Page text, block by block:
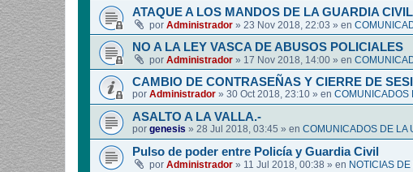
ATAQUE A LOS MANDOS DE LA GUARDIA
por Administrador » 23 Nov 2018, 22:03 » en
NO A LA LEY VASCA DE ABUSOS POLICIALES
por Administrador » 17 Nov 2018, 14:00 » en
CAMBIO DE CONTRASEÑAS Y CIERRE DE
por Administrador » 30 Oct 2018, 23:10 » en COMUNICADOS
ASALTO A LA VALLA.-
por genesis » 28 Jul 2018, 03:45 » en COMUNICADOS DE LA
Pulso de poder entre Policía y Guardia Civil
por Administrador » 11 Jul 2018, 00:38 » en NOTICIAS